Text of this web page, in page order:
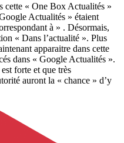
cette « One Box Actualités »
Actualités » étaient
à » . Désormais,
« Dans l’actualité ». Plus
apparaitre dans cette
dans « Google Actualités ».
forte et que très
auront la « chance » d’y